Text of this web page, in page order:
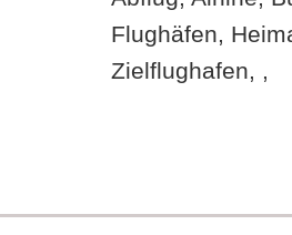
Flughäfen,
Zielflughafen, ,